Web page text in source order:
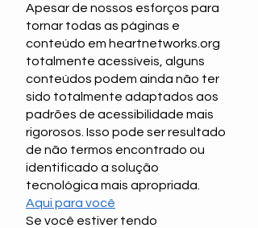
Apesar de nossos esforços para
tornar todas as páginas e
conteúdo em heartnetworks.org
totalmente acessíveis, alguns
conteúdos podem ainda não ter
sido totalmente adaptados aos
padrões de acessibilidade mais
rigorosos. Isso pode ser resultado
de não termos encontrado ou
identificado a solução
tecnológica mais apropriada.
Aqui para você
Se você estiver tendo